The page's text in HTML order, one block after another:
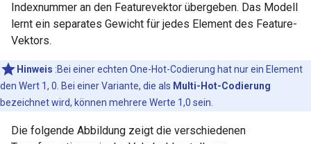
Indexnummer an den Featurevektor übergeben. Das Modell
lernt ein separates Gewicht für jedes Element des Feature-
Vektors.
Hinweis :Bei einer echten One-Hot-Codierung hat nur ein Element
den Wert 1, 0. Bei einer Variante, die als Multi-Hot-Codierung
bezeichnet wird, können mehrere Werte 1,0 sein.
Die folgende Abbildung zeigt die verschiedenen